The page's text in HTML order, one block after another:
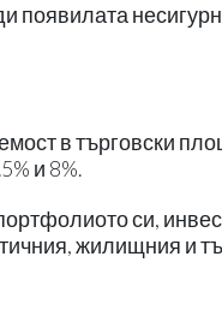
появилата
в търговски
и 8%.
си,
жилищния и